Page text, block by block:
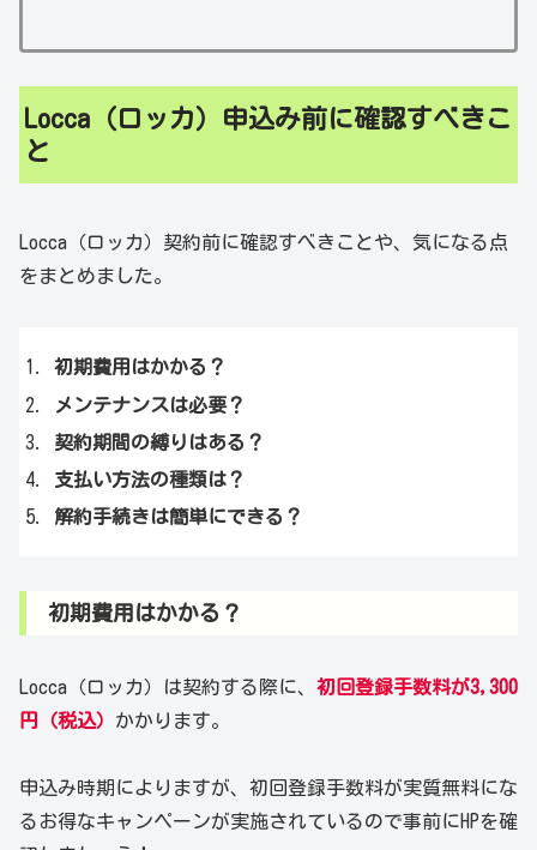
Locca（ロッカ）申込み前に確認すべきこ
と
Locca（ロッカ）契約前に確認すべきことや、気になる点
をまとめました。
初期費用はかかる？
メンテナンスは必要？
契約期間の縛りはある？
支払い方法の種類は？
解約手続きは簡単にできる？
初期費用はかかる？
Locca（ロッカ）は契約する際に、 初回登録手数料が3,300
円（税込） かかります。
申込み時期によりますが、初回登録手数料が実質無料にな
るお得なキャンペーンが実施されているので事前にHPを確